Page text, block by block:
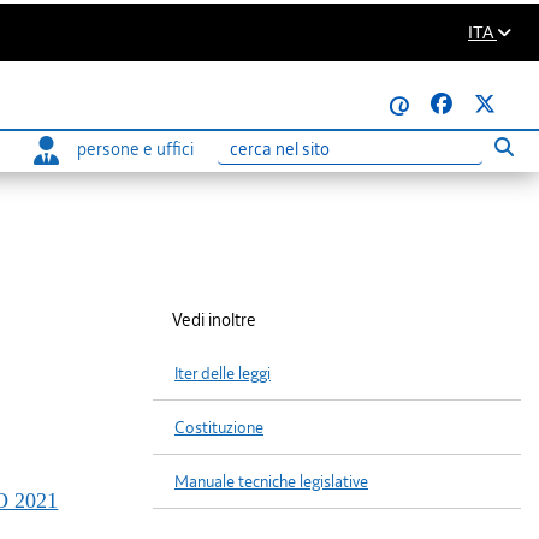
ITA
@
persone e uffici
Ricerca
2021
Vedi inoltre
Iter delle leggi
Costituzione
Manuale tecniche legislative